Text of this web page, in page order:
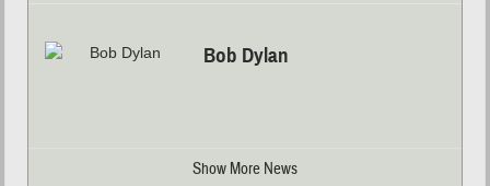
Bob Dylan
Show More News